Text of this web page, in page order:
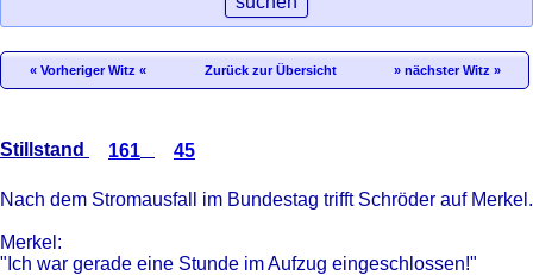
« Vorheriger Witz « Zurück zur Übersicht » nächster Witz »
Stillstand 161 45
Nach dem Stromausfall im Bundestag trifft Schröder auf Merkel.
Merkel:
"Ich war gerade eine Stunde im Aufzug eingeschlossen!"